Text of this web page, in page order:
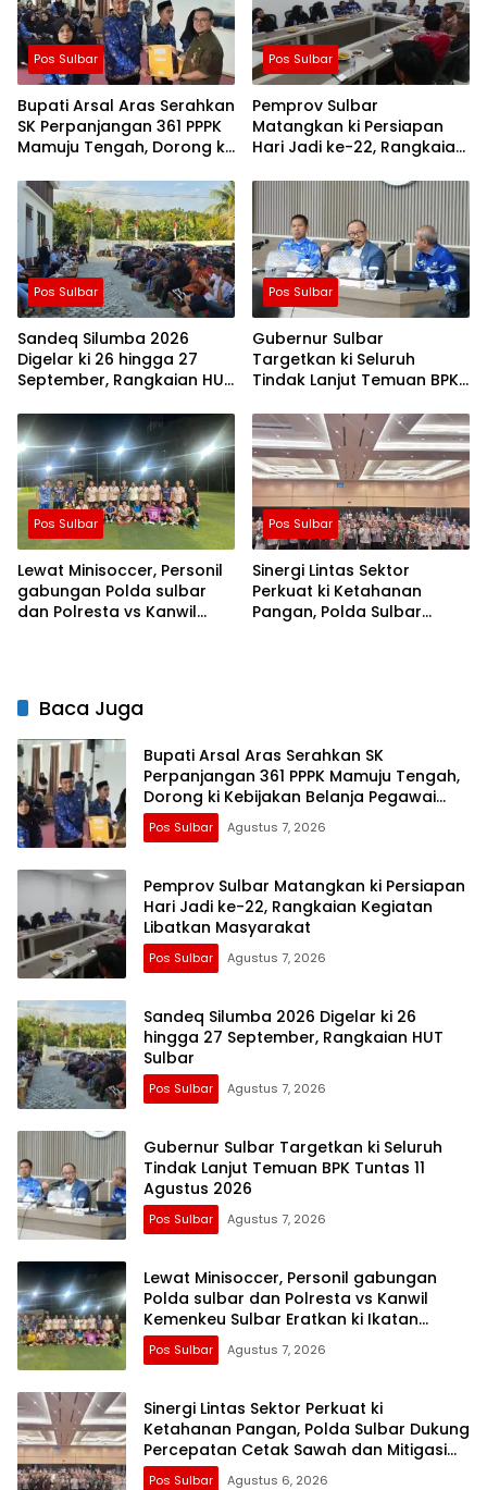
Pos Sulbar
Bupati Arsal Aras Serahkan
SK Perpanjangan 361 PPPK
Mamuju Tengah, Dorong ki
Lebih Fleksibel
Pos Sulbar
Pemprov Sulbar
Matangkan ki Persiapan
Hari Jadi ke-22, Rangkaian
Masyarakat
Pos Sulbar
Sandeq Silumba 2026
Digelar ki 26 hingga 27
September, Rangkaian HUT
Pos Sulbar
Gubernur Sulbar
Targetkan ki Seluruh
Tindak Lanjut Temuan BPK
Pos Sulbar
Lewat Minisoccer, Personil
gabungan Polda sulbar
dan Polresta vs Kanwil
Pos Sulbar
Sinergi Lintas Sektor
Perkuat ki Ketahanan
Pangan, Polda Sulbar
Baca Juga
Bupati Arsal Aras Serahkan SK
Perpanjangan 361 PPPK Mamuju Tengah,
Dorong ki Kebijakan Belanja Pegawai
Lebih Fleksibel
Pos Sulbar Agustus 7, 2026
Pemprov Sulbar Matangkan ki Persiapan
Hari Jadi ke-22, Rangkaian Kegiatan
Libatkan Masyarakat
Pos Sulbar Agustus 7, 2026
Sandeq Silumba 2026 Digelar ki 26
hingga 27 September, Rangkaian HUT
Sulbar
Pos Sulbar Agustus 7, 2026
Gubernur Sulbar Targetkan ki Seluruh
Tindak Lanjut Temuan BPK Tuntas 11
Agustus 2026
Pos Sulbar Agustus 7, 2026
Lewat Minisoccer, Personil gabungan
Polda sulbar dan Polresta vs Kanwil
Kemenkeu Sulbar Eratkan ki Ikatan
Persaudaraan
Pos Sulbar Agustus 7, 2026
Sinergi Lintas Sektor Perkuat ki
Ketahanan Pangan, Polda Sulbar Dukung
Percepatan Cetak Sawah dan Mitigasi
Kekeringan
Pos Sulbar Agustus 6, 2026